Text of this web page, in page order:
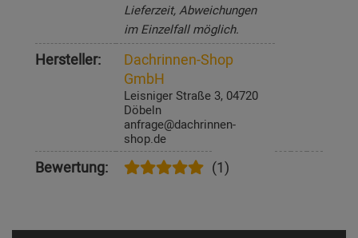
Lieferzeit, Abweichungen
im Einzelfall möglich.
Hersteller:
Dachrinnen-Shop
GmbH
Leisniger Straße 3, 04720
Döbeln
anfrage@dachrinnen-
shop.de
Bewertung: (1)